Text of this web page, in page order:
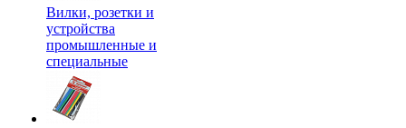
Вилки, розетки и
устройства
промышленные и
специальные